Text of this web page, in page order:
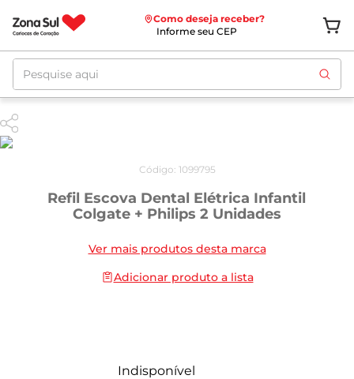
Como deseja receber?
Informe seu CEP
Pesquise aqui
Código: 1099795
Refil Escova Dental Elétrica Infantil
Colgate + Philips 2 Unidades
Ver mais produtos desta marca
Adicionar produto a lista
Indisponível